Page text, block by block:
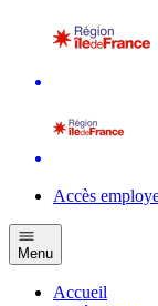
Accès
Menu
Accueil